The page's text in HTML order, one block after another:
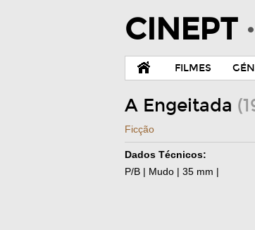
CINEPT
FILMES
A Engeitada
Ficção
Dados Técnicos:
P/B | Mudo | 35 mm |